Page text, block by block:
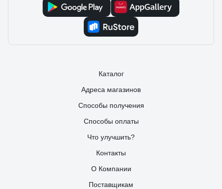
Каталог
Адреса магазинов
Способы получения
Способы оплаты
Что улучшить?
Контакты
О Компании
Поставщикам